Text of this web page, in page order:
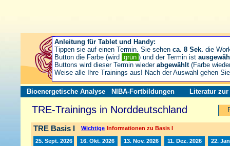
Bioenergetische Analyse NIBA-Fortbildungen Literatur zur
TRE-Trainings in Norddeutschland
TRE Basis I Wichtige Informationen zu Basis I
25. Sept. 2026 16. Okt. 2026 13. Nov. 2026 11. Dez. 2026 22.
Anleitung für Tablet und Handy:
Tippen sie auf einen Termin. Sie sehen ca. 8 Sek. die
Button die Farbe (wird grün ) und der Termin ist
Buttons wird dieser Termin wieder abgewählt(Farbe
Weise alle Ihre Trainings aus! Nach der Auswahl gehen